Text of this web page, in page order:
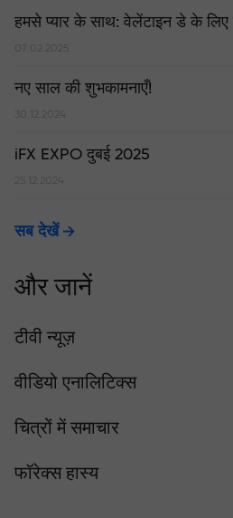
हमसे प्यार के साथ: वेलेंटाइन डे के
नए साल की शुभकामनाएँ!
30.12.2024
iFX EXPO दुबई 2025
25.12.2024
सब देखें
और जानें
टीवी न्यूज़
वीडियो एनालिटिक्स
चित्रों में समाचार
फॉरेक्स हास्य